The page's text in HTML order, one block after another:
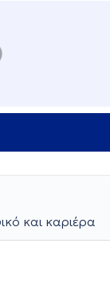
και καριέρα